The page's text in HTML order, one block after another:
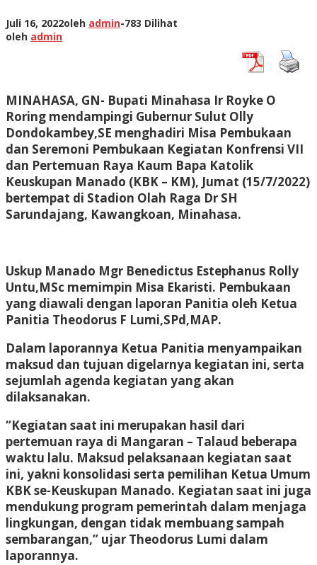
Juli 16, 2022oleh admin-783 Dilihat
oleh admin
MINAHASA, GN- Bupati Minahasa Ir Royke O
Roring mendampingi Gubernur Sulut Olly
Dondokambey,SE menghadiri Misa Pembukaan
dan Seremoni Pembukaan Kegiatan Konfrensi VII
dan Pertemuan Raya Kaum Bapa Katolik
Keuskupan Manado (KBK – KM), Jumat (15/7/2022)
bertempat di Stadion Olah Raga Dr SH
Sarundajang, Kawangkoan, Minahasa.
Uskup Manado Mgr Benedictus Estephanus Rolly
Untu,MSc memimpin Misa Ekaristi. Pembukaan
yang diawali dengan laporan Panitia oleh Ketua
Panitia Theodorus F Lumi,SPd,MAP.
Dalam laporannya Ketua Panitia menyampaikan
maksud dan tujuan digelarnya kegiatan ini, serta
sejumlah agenda kegiatan yang akan
dilaksanakan.
“Kegiatan saat ini merupakan hasil dari
pertemuan raya di Mangaran – Talaud beberapa
waktu lalu. Maksud pelaksanaan kegiatan saat
ini, yakni konsolidasi serta pemilihan Ketua Umum
KBK se-Keuskupan Manado. Kegiatan saat ini juga
mendukung program pemerintah dalam menjaga
lingkungan, dengan tidak membuang sampah
sembarangan,” ujar Theodorus Lumi dalam
laporannya.